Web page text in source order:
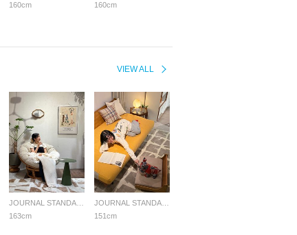
160cm
160cm
VIEW ALL
163cm
151cm